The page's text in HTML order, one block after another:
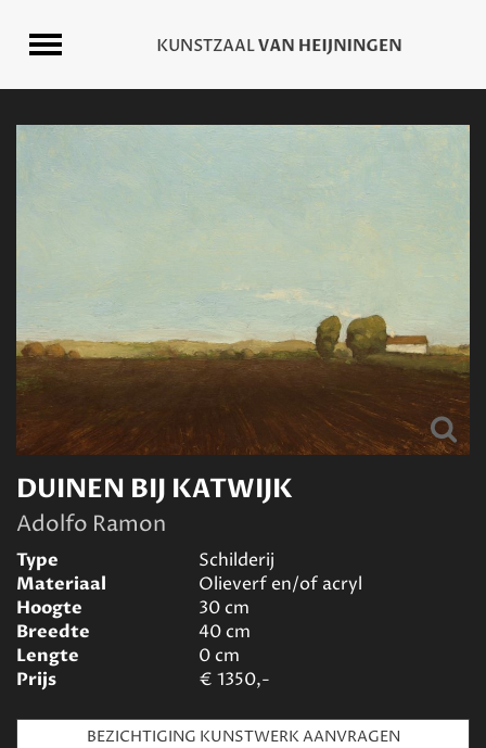
DUINEN BIJ KATWIJK
Adolfo Ramon
Type
Schilderij
Materiaal
Olieverf en/of acryl
Hoogte
30cm
Breedte
40cm
Lengte
0cm
Prijs
€ 1350,-
BEZICHTIGING KUNSTWERK AANVRAGEN